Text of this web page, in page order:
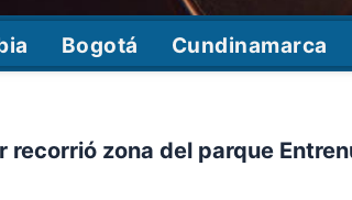
Bogotá Cundinamarca
recorrió zona del parque